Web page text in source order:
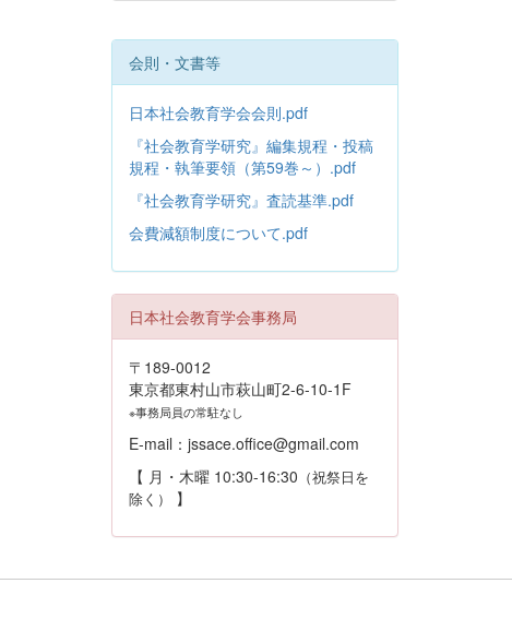
会則・文書等
日本社会教育学会会則.pdf
『社会教育学研究』編集規程・投稿
規程・執筆要領（第59巻～）.pdf
『社会教育学研究』査読基準.pdf
会費減額制度について.pdf
日本社会教育学会事務局
〒189-0012
東京都東村山市萩山町2-6-10-1F
※事務局員の常駐なし
E-mail：jssace.office@gmail.com
【 月・木曜 10:30-16:30 （祝祭日を
除く）
】